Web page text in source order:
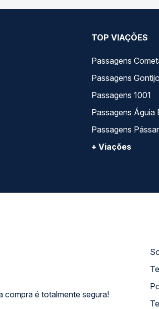
TOP VIAÇÕES
Passagens
Passagens Gontijo
Passagens 1001
Passagens Águia
Passagens
+ Viações
compra é totalmente segura!